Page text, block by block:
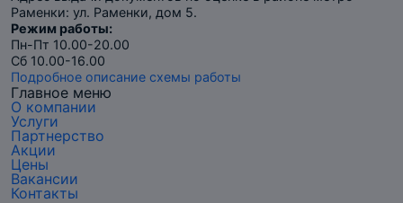
Раменки: ул. Раменки, дом 5.
Режим работы:
Пн-Пт 10.00-20.00
Сб 10.00-16.00
Подробное описание схемы работы
Главное меню
О компании
Услуги
Партнерство
Акции
Цены
Вакансии
Контакты